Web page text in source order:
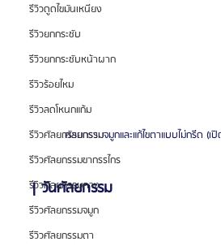
รีวิวดูดไขมันเหนียง
รีวิวยกกระชับ
รีวิวยกกระชับหน้าผาก
รีวิวร้อยไหม
รีวิวลดโหนกแก้ม
รีวิวศัลยกรรมกราม
รีวิวศัลยกรรมขากรรไกร
รีวิวศัลยกรรมคาง
รีวิวศัลยกรรมจมูก
รีวิวศัลยกรรมตา
ศัลยกรรมจมูกและแก้ไขตาแบบไม่กรีด (
| วันศัลยกรรม